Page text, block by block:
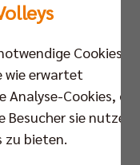
League-
gab sich der
gegen die FT
(25:13, 25:23,
Florian Krage die
wieder
Cookies,
wie erwartet
Cookies, die
sie nutzen,
zu bieten.